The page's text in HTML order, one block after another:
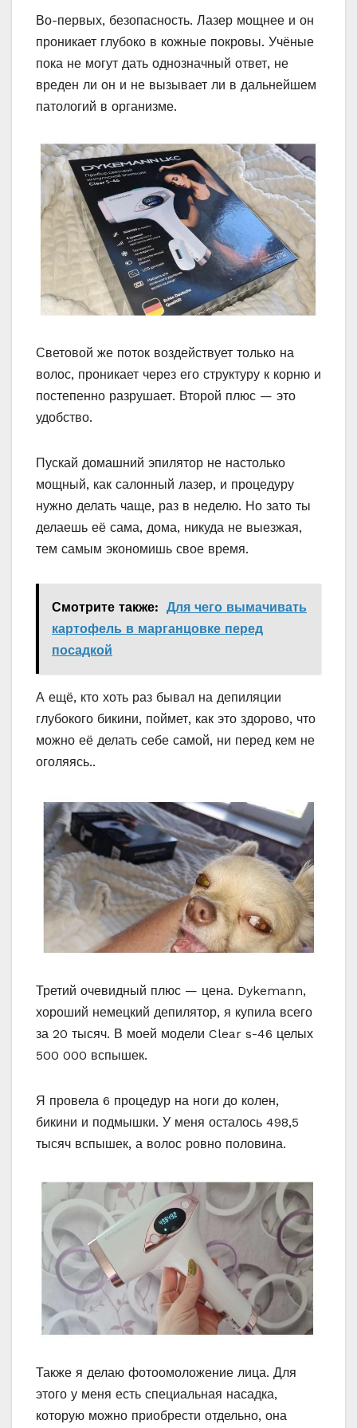
Во-первых, безопасность. Лазер мощнее и он
проникает глубоко в кожные покровы. Учёные
пока не могут дать однозначный ответ, не
вреден ли он и не вызывает ли в дальнейшем
патологий в организме.
Световой же поток воздействует только на
волос, проникает через его структуру к корню и
постепенно разрушает. Второй плюс — это
удобство.
Пускай домашний эпилятор не настолько
мощный, как салонный лазер, и процедуру
нужно делать чаще, раз в неделю. Но зато ты
делаешь её сама, дома, никуда не выезжая,
тем самым экономишь свое время.
Смотрите также: Для чего вымачивать
картофель в марганцовке перед
посадкой
А ещё, кто хоть раз бывал на депиляции
глубокого бикини, поймет, как это здорово, что
можно её делать себе самой, ни перед кем не
оголяясь..
Третий очевидный плюс — цена. Dykemann,
хороший немецкий депилятор, я купила всего
за 20 тысяч. В моей модели Clear s-46 целых
500 000 вспышек.
Я провела 6 процедур на ноги до колен,
бикини и подмышки. У меня осталось 498,5
тысяч вспышек, а волос ровно половина.
Также я делаю фотоомоложение лица. Для
этого у меня есть специальная насадка,
которую можно приобрести отдельно, она